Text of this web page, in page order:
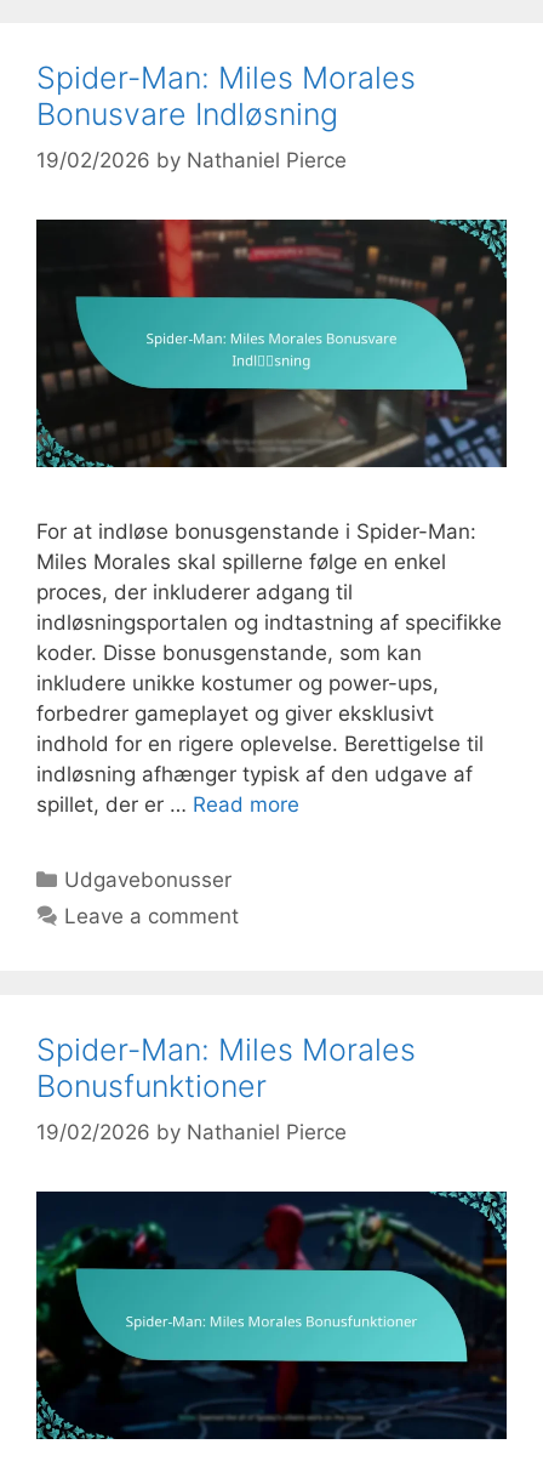
Spider-Man: Miles Morales
Bonusvare Indløsning
19/02/2026 by Nathaniel Pierce
For at indløse bonusgenstande i Spider-Man:
Miles Morales skal spillerne følge en enkel
proces, der inkluderer adgang til
indløsningsportalen og indtastning af specifikke
koder. Disse bonusgenstande, som kan
inkludere unikke kostumer og power-ups,
forbedrer gameplayet og giver eksklusivt
indhold for en rigere oplevelse. Berettigelse til
indløsning afhænger typisk af den udgave af
spillet, der er … Read more
Categories
Udgavebonusser
Leave a comment
Spider-Man: Miles Morales
Bonusfunktioner
19/02/2026 by Nathaniel Pierce